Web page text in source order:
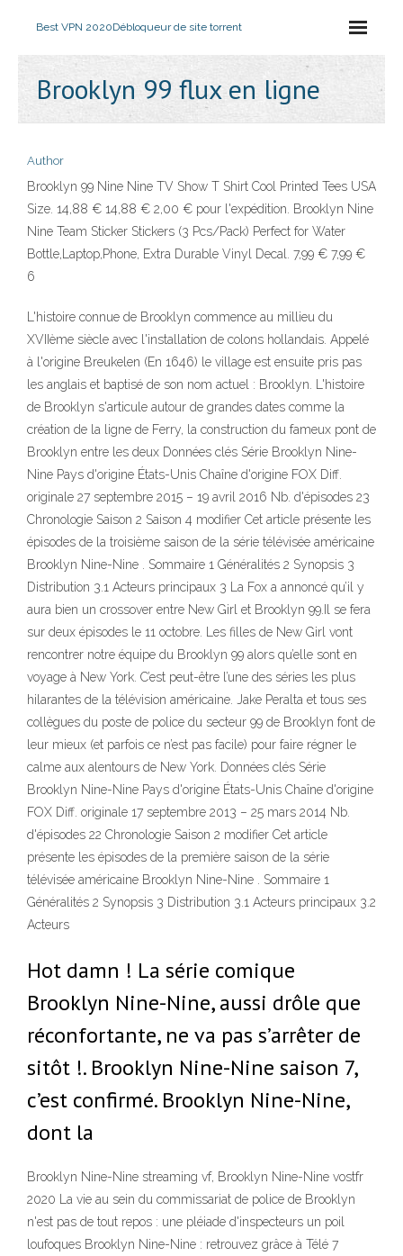
Best VPN 2020Débloqueur de site torrent
Brooklyn 99 flux en ligne
Author
Brooklyn 99 Nine Nine TV Show T Shirt Cool Printed Tees USA
Size. 14,88 € 14,88 € 2,00 € pour l'expédition. Brooklyn Nine
Nine Team Sticker Stickers (3 Pcs/Pack) Perfect for Water
Bottle,Laptop,Phone, Extra Durable Vinyl Decal. 7,99 € 7,99 €
6
L'histoire connue de Brooklyn commence au millieu du
XVIIème siècle avec l'installation de colons hollandais. Appelé
à l'origine Breukelen (En 1646) le village est ensuite pris pas
les anglais et baptisé de son nom actuel : Brooklyn. L'histoire
de Brooklyn s'articule autour de grandes dates comme la
création de la ligne de Ferry, la construction du fameux pont de
Brooklyn entre les deux Données clés Série Brooklyn Nine-
Nine Pays d'origine États-Unis Chaîne d'origine FOX Diff.
originale 27 septembre 2015 – 19 avril 2016 Nb. d'épisodes 23
Chronologie Saison 2 Saison 4 modifier Cet article présente les
épisodes de la troisième saison de la série télévisée américaine
Brooklyn Nine-Nine . Sommaire 1 Généralités 2 Synopsis 3
Distribution 3.1 Acteurs principaux 3 La Fox a annoncé qu’il y
aura bien un crossover entre New Girl et Brooklyn 99.Il se fera
sur deux épisodes le 11 octobre. Les filles de New Girl vont
rencontrer notre équipe du Brooklyn 99 alors qu’elle sont en
voyage à New York. C’est peut-être l’une des séries les plus
hilarantes de la télévision américaine. Jake Peralta et tous ses
collègues du poste de police du secteur 99 de Brooklyn font de
leur mieux (et parfois ce n’est pas facile) pour faire régner le
calme aux alentours de New York. Données clés Série
Brooklyn Nine-Nine Pays d'origine États-Unis Chaîne d'origine
FOX Diff. originale 17 septembre 2013 – 25 mars 2014 Nb.
d'épisodes 22 Chronologie Saison 2 modifier Cet article
présente les épisodes de la première saison de la série
télévisée américaine Brooklyn Nine-Nine . Sommaire 1
Généralités 2 Synopsis 3 Distribution 3.1 Acteurs principaux 3.2
Acteurs
Hot damn ! La série comique
Brooklyn Nine-Nine, aussi drôle que
réconfortante, ne va pas s’arrêter de
sitôt !. Brooklyn Nine-Nine saison 7,
c’est confirmé. Brooklyn Nine-Nine,
dont la
Brooklyn Nine-Nine streaming vf, Brooklyn Nine-Nine vostfr
2020 La vie au sein du commissariat de police de Brooklyn
n'est pas de tout repos : une pléiade d'inspecteurs un poil
loufoques Brooklyn Nine-Nine : retrouvez grâce à Télé 7